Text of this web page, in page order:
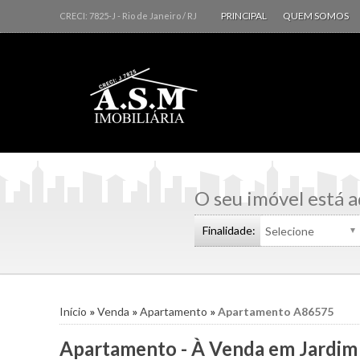
CRECI: 7825-J - Rio de Janeiro / RJ PRINCIPAL QUEM SOMOS
O seu imóvel está
Finalidade:
Início » Venda » Apartamento » Apartamento A86575
Apartamento - À Venda em Jardim